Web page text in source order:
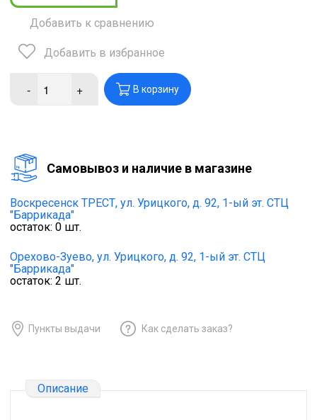
Добавить к сравнению
Добавить в избранное
- + В корзину
Cамовывоз и наличие в магазине
Воскресенск ТРЕСТ, ул. Урицкого, д. 92, 1-ый эт. СТЦ
"Баррикада"
остаток: 0 шт.
Орехово-Зуево, ул. Урицкого, д. 92, 1-ый эт. СТЦ
"Баррикада"
остаток: 2 шт.
Пункты выдачи Как сделать заказ?
Описание